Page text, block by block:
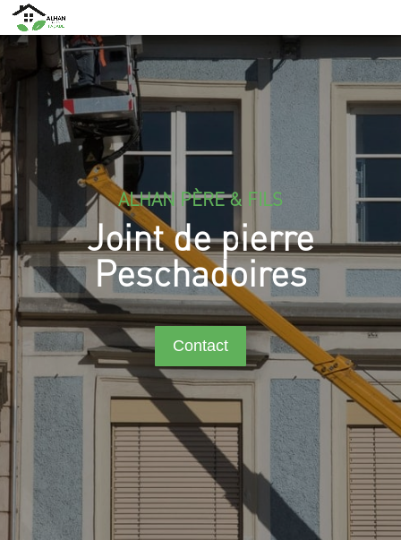
ALHAN PÈRE & FILS
Joint de pierre
Peschadoires
Contact